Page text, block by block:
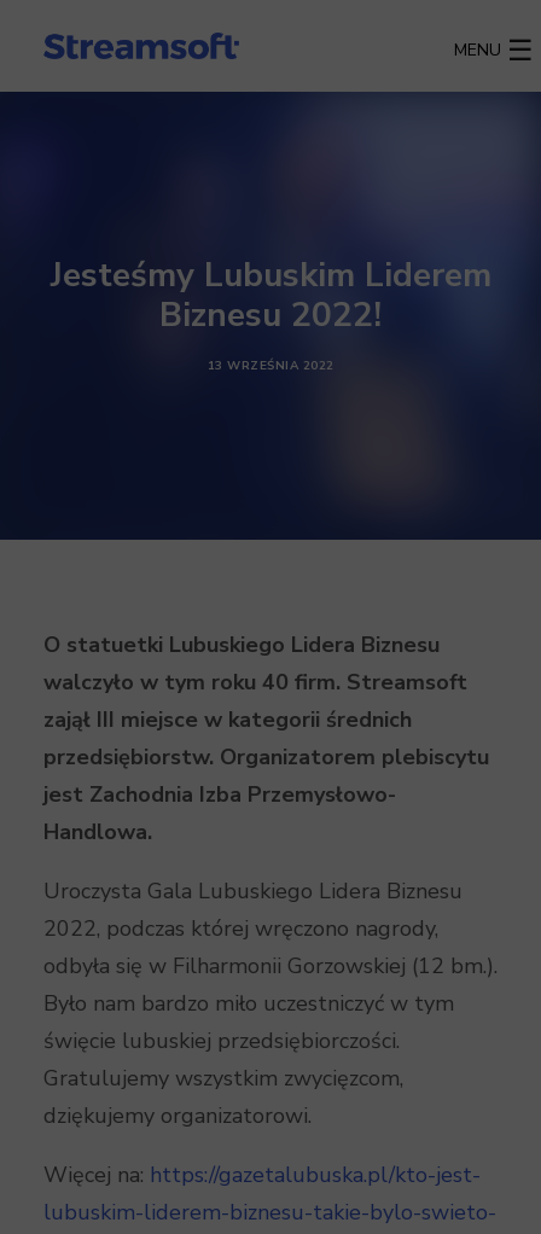
MENU
Jesteśmy Lubuskim Liderem
Biznesu 2022!
13 WRZEŚNIA 2022
O statuetki Lubuskiego Lidera Biznesu
walczyło w tym roku 40 firm. Streamsoft
zajął III miejsce w kategorii średnich
przedsiębiorstw. Organizatorem plebiscytu
jest Zachodnia Izba Przemysłowo-
Handlowa.
Uroczysta Gala Lubuskiego Lidera Biznesu
2022, podczas której wręczono nagrody,
odbyła się w Filharmonii Gorzowskiej (12 bm.).
Było nam bardzo miło uczestniczyć w tym
święcie lubuskiej przedsiębiorczości.
Gratulujemy wszystkim zwycięzcom,
dziękujemy organizatorowi.
Więcej na: https://gazetalubuska.pl/kto-jest-
lubuskim-liderem-biznesu-takie-bylo-swieto-